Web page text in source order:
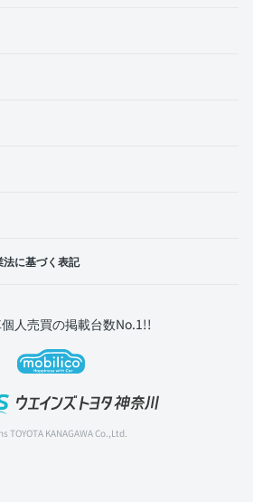
に基づく表記
TOYOTA KANAGAWA Co.,Ltd.